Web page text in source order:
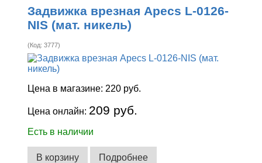
Задвижка врезная Apecs L-0126-
NIS (мат. никель)
(Код:3777)
Цена в магазине: 220 руб.
Цена онлайн: 209 руб.
Есть в наличии
В корзину Подробнее